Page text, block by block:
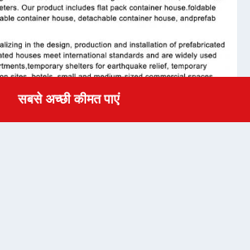
सबसे अच्छी कीमत पाएंGet a Quote